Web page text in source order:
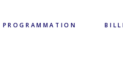
PROGRAMMATION